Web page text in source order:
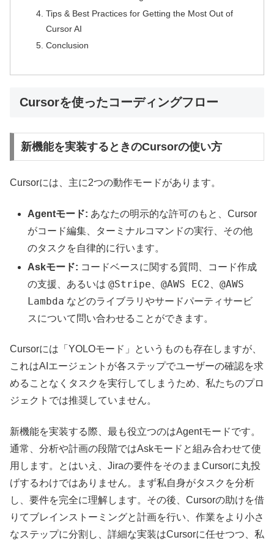
Tips & Best Practices for Getting the Most Out of
Cursor AI
Conclusion
Cursorを使ったコーディングフロー
新機能を実装するときのCursorの使い方
Cursorには、主に2つの動作モードがあります。
Agentモード: あなたの明示的な許可のもと、Cursor
がコード編集、ターミナルコマンドの実行、その他
のタスクを自律的に行います。
Askモード: コードベースに関する質問、コード作成
の支援、あるいは@Stripe 、@AWS EC2 、@AWS
Lambda などのライブラリやサードパーティサービ
スについて問い合わせることができます。
Cursorには「YOLOモード」というものも存在しますが、
これはAIエージェントが各ステップでユーザーの確認を求
めることなくタスクを実行してしまうため、私たちのプロ
ジェクトでは推奨していません。
新機能を実装する際、最も役立つのはAgentモードです。
通常、分析や計画の段階ではAskモードと組み合わせて使
用します。とはいえ、Jiraの要件をそのままCursorに丸投
げするわけではありません。まず私自身がタスクを分析
し、要件を完全に理解します。その後、Cursorの助けを借
りてブレインストーミングと計画を行い、作業をより小さ
なステップに分割し、詳細な実装はCursorに任せつつ、私